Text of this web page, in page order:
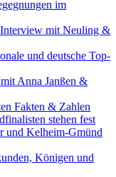
im
mit Neuling &
und deutsche Top-
Anna Janßen &
Fakten & Zahlen
stehen fest
und Kelheim-Gmünd
Königen und